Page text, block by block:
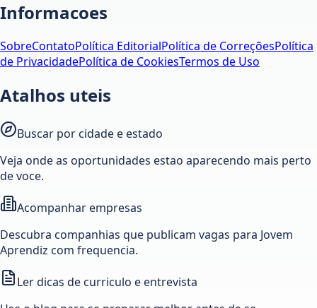
Informacoes
SobreContatoPolítica EditorialPolítica de CorreçõesPolítica
de PrivacidadePolítica de CookiesTermos de Uso
Atalhos uteis
Buscar por cidade e estado
Veja onde as oportunidades estao aparecendo mais perto
de voce.
Acompanhar empresas
Descubra companhias que publicam vagas para Jovem
Aprendiz com frequencia.
Ler dicas de curriculo e entrevista